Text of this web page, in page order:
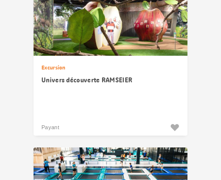
Excursion
Univers découverte RAMSEIER
Payant